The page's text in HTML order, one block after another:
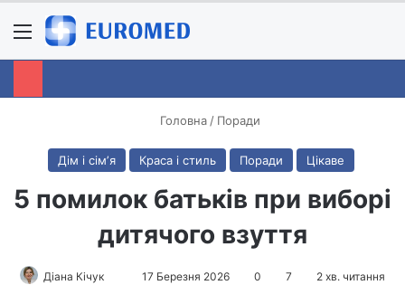
Menu
Головна / Поради
Дім і сімʼя Краса і стиль Поради Цікаве
5 помилок батьків при виборі
дитячого взуття
Діана Кічук 17 Березня 2026 0 7 2 хв. читання